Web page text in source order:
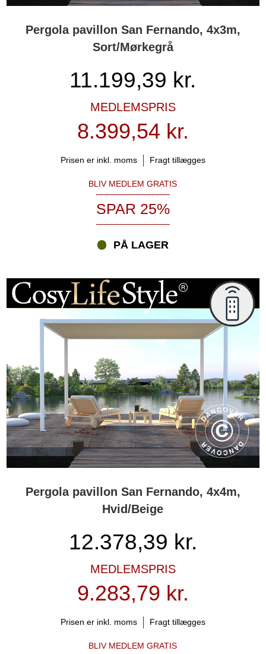
Pergola pavillon San Fernando, 4x3m,
Sort/Mørkegrå
11.199,39 kr.
MEDLEMSPRIS
8.399,54 kr.
Prisen er inkl. moms Fragt tillægges
BLIV MEDLEM GRATIS
SPAR 25%
PÅ LAGER
Pergola pavillon San Fernando, 4x4m,
Hvid/Beige
12.378,39 kr.
MEDLEMSPRIS
9.283,79 kr.
Prisen er inkl. moms Fragt tillægges
BLIV MEDLEM GRATIS